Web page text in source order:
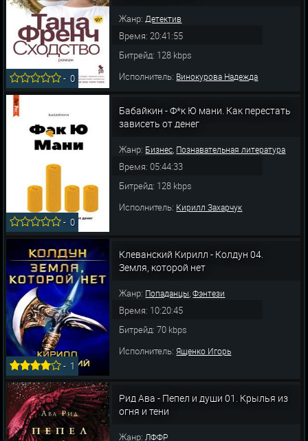
-0
Жанр:Детектив
Время: 20:41:55
Битрейд: 128 kbps
Исполнитель: Винокурова Надежда
-0
Бабайкин - Ф*к Ю мани. Как перестать
зависеть от денег
Жанр: Бизнес, Познавательная литература
Время: 05:44:33
Битрейд: 128 kbps
Исполнитель: Кирилл Захарчук
- 1
Клеванский Кирилл - Колдун 04.
Земля, которой нет
Жанр: Попаданцы,Фэнтези
Время: 10:20:45
Битрейд: 70 kbps
Исполнитель:Ященко Игорь
Рид Ава - Пепел и души 01. Крылья из
огня и тени
Жанр:ЛФФР